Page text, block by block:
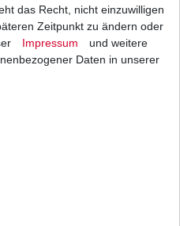
vorne EBC FA 447 HH FA447HH
das Recht, nicht einzuwilligen
Zeitpunkt zu ändern oder
Impressum
und weitere
Daten in unserer